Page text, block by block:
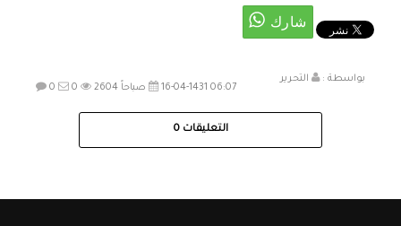
بواسطة :
التحرير
16-04-1431 06:07 صباحاً
0 0 2604
التعليقات 0